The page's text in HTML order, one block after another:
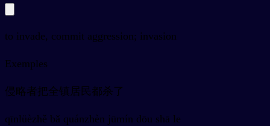
to invade, commit aggression; invasion
Exemples
侵略者把全镇居民都杀了
qīnlüèzhě bǎ quánzhèn jūmín dōu shā le